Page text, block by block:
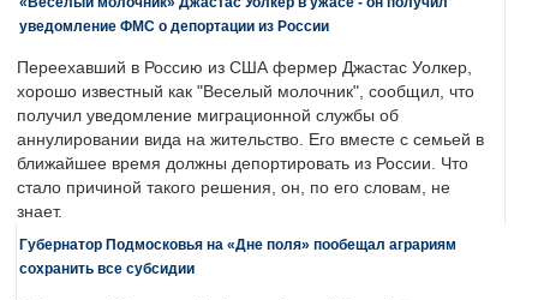
уведомление ФМС о депортации из России
Переехавший в Россию из США фермер Джастас Уолкер,
хорошо известный как "Веселый молочник", сообщил, что
получил уведомление миграционной службы об
аннулировании вида на жительство. Его вместе с семьей в
ближайшее время должны депортировать из России. Что
стало причиной такого решения, он, по его словам, не
знает.
Губернатор Подмосковья на «Дне поля» пообещал аграриям
сохранить все субсидии